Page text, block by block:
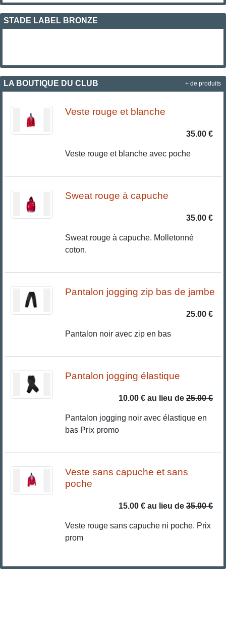
STADE LABEL BRONZE
LA BOUTIQUE DU CLUB
Veste rouge et blanche
35.00 €
Veste rouge et blanche avec poche
Sweat rouge à capuche
35.00 €
Sweat rouge à capuche. Molletonné
coton.
Pantalon jogging zip bas de jambe
25.00 €
Pantalon noir avec zip en bas
Pantalon jogging élastique
10.00 € au lieu de 25.00 €
Pantalon jogging noir avec élastique en
bas Prix promo
Veste sans capuche et sans
poche
15.00 € au lieu de 35.00 €
Veste rouge sans capuche ni poche. Prix
prom
+ de produits